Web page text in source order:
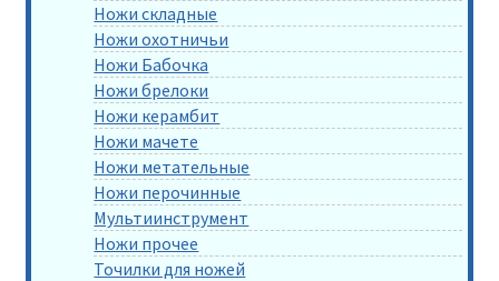
Ножи складные
Ножи охотничьи
Ножи Бабочка
Ножи брелоки
Ножи керамбит
Ножи мачете
Ножи метательные
Ножи перочинные
Мультиинструмент
Ножи прочее
Точилки для ножей